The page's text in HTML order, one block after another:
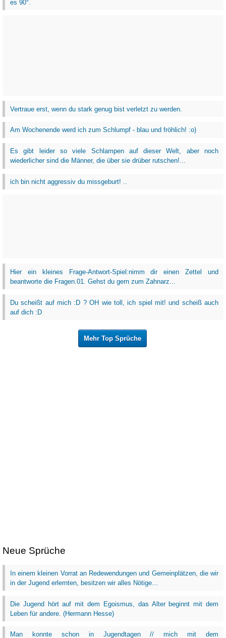
es 90°.
Vertraue erst, wenn du stark genug bist verletzt zu werden.
Am Wochenende werd ich zum Schlumpf - blau und fröhlich! :o)
Es gibt leider so viele Schlampen auf dieser Welt, aber noch
wiederlicher sind die Männer, die über sie drüber rutschen!...
ich bin nicht aggressiv du missgeburt! ..
Hier ein kleines Frage-Antwort-Spiel:nimm dir einen Zettel und
beantworte die Fragen.01. Gehst du gern zum Zahnarz...
Du scheißt auf mich :D ? OH wie toll, ich spiel mit! und scheiß auch
auf dich :D
Mehr Top Sprüche
Neue Sprüche
In einem kleinen Vorrat an Redewendungen und Gemeinplätzen, die wir
in der Jugend erlernten, besitzen wir alles Nötige...
Die Jugend hört auf mit dem Egoismus, das Alter beginnt mit dem
Leben für andere. (Hermann Hesse)
Man konnte schon in Jugendtagen // mich mit dem